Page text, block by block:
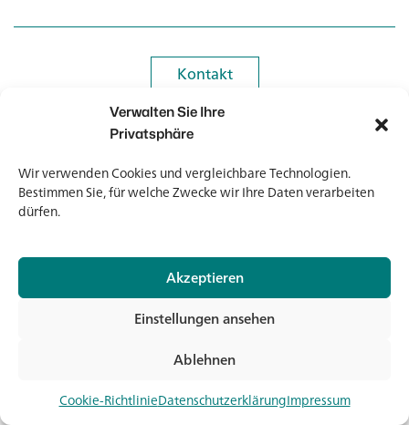
Verwalten Sie Ihre
Privatsphäre
Wir verwenden Cookies und vergleichbare Technologien.
Bestimmen Sie, für welche Zwecke wir Ihre Daten verarbeiten
dürfen.
Akzeptieren
Ablehnen
Einstellungen ansehen
Cookie-RichtlinieDatenschutzerklärungImpressum
Kontakt
Kontakt
Newsletter
Newsletter
© 2026 Banholzer AG
Impressum
Datenschutz
AGB